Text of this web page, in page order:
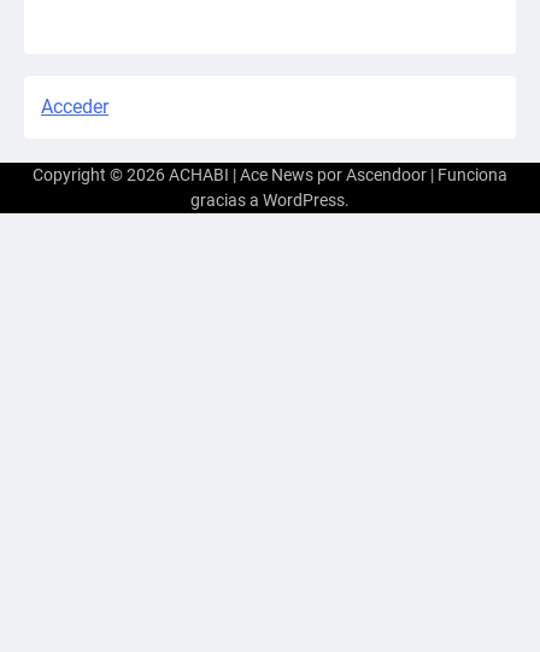
Acceder
Copyright © 2026ACHABI | Ace News porAscendoor | Funciona
gracias a WordPress.